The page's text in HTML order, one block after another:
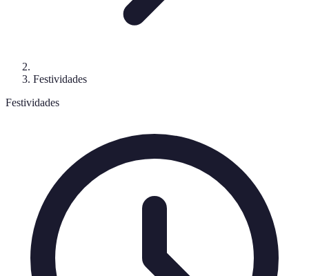
Festividades
Festividades